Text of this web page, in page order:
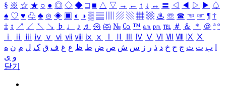
§ ※ ☆ ★ ○ ● ◎ ◇ ◆ □ ■ △ ▽ → ← ↑ ↓ ↔ 〓 ◁ ◀ ▷ ▶ ♤
♠ ♡ ♥ ♧ ♣ ⊙ ◈ ▣ ◐ ◑ ▒ ▤ ▨ ▧ ▦ ▩ ♨ ☏ ☎ ☜ ☞ ¶ †
‡ ↕ ↗ ↙ ↖ ↘ ♭ ♩ ♪ ♬ ㉿ ㈜ № ㏇ ™ ㏂ ㏘ ℡ ＃ ＆ ＊ ＠ ª º
ⅰ
ⅱ ⅲ ⅳ ⅴ ⅵ ⅶ ⅷ ⅸ ⅹ Ⅳ Ⅴ Ⅵ Ⅶ Ⅷ Ⅸ Ⅹ
ب ت ث ج ح خ د ذ ر ز س ش ص ض ط ظ ع غ ف ق ک ل م ن ه
و ی
닫기